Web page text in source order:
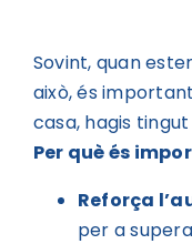
Sovint, quan
això, és
casa, hagis
Per què és
Reforça
per a